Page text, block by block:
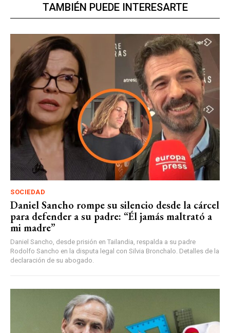
TAMBIÉN PUEDE INTERESARTE
SOCIEDAD
Daniel Sancho rompe su silencio desde la cárcel
para defender a su padre: “Él jamás maltrató a
mi madre”
Daniel Sancho, desde prisión en Tailandia, respalda a su padre
Rodolfo Sancho en la disputa legal con Silvia Bronchalo. Detalles de la
declaración de su abogado.